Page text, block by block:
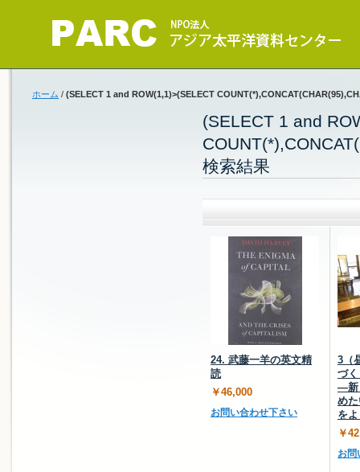
ホーム / (SELECT 1 and ROW(1,1)>(SELECT
(SELECT 1 and
検索結果
24. 武藤一羊の英文精
読
￥46,000
お問い合わせ下さい
3（
づ
―新
め
を
￥
お問